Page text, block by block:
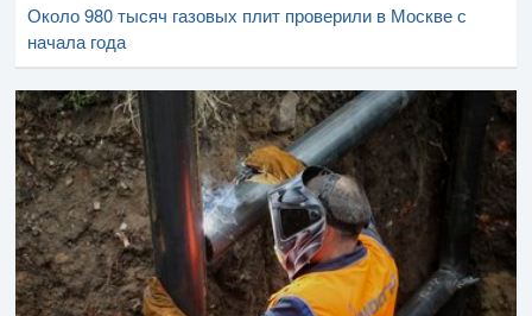
Около 980 тысяч газовых плит проверили в Москве с
начала года